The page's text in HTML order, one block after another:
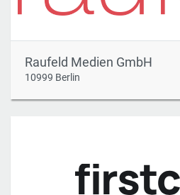
Raufeld Medien GmbH
10999 Berlin